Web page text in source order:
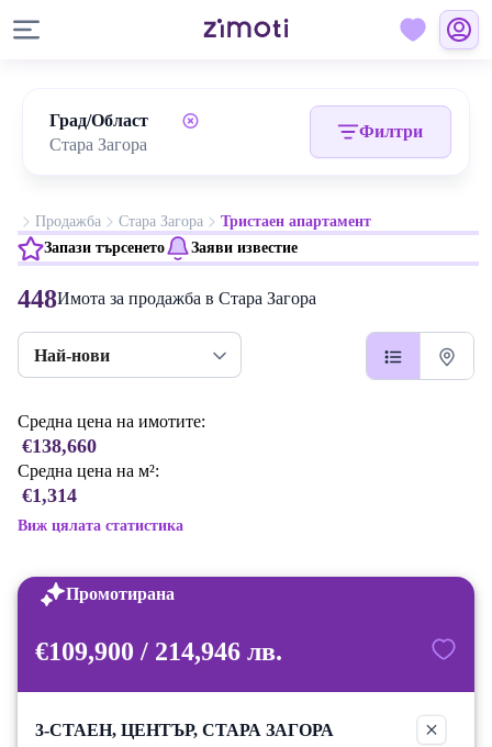
Град/Област
Филтри
Продажба Стара Загора
Тристаен апартамент
Запази търсенето
Заяви известие
448Имота за продажба в Стара Загора
Най-нови
Средна цена на имотите:
€138,660
Средна цена на м²:
€1,314
Виж цялата статистика
Промотирана
€109,900 / 214,946 лв.
3-СТАЕН, ЦЕНТЪР, СТАРА ЗАГОРА